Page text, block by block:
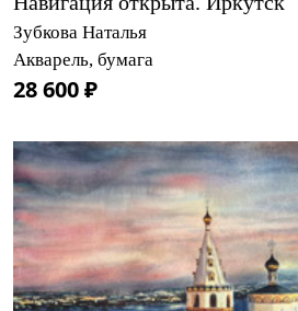
Зубкова Наталья
Акварель, бумага
28 600 ₽